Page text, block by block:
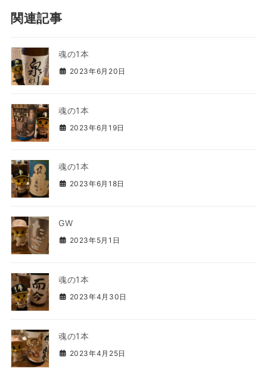
関連記事
魂の1本
2023年6月20日
魂の1本
2023年6月19日
魂の1本
2023年6月18日
GW
2023年5月1日
魂の1本
2023年4月30日
魂の1本
2023年4月25日